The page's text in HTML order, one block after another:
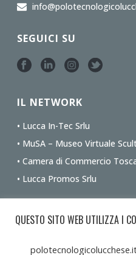
SEGUICI SU
IL NETWORK
• Lucca In-Tec Srlu
• MuSA – Museo Virtuale
• Camera di Commercio
• Lucca Promos Srlu
Ottieni le indicazioni
QUESTO SITO WEB UTILIZZA I